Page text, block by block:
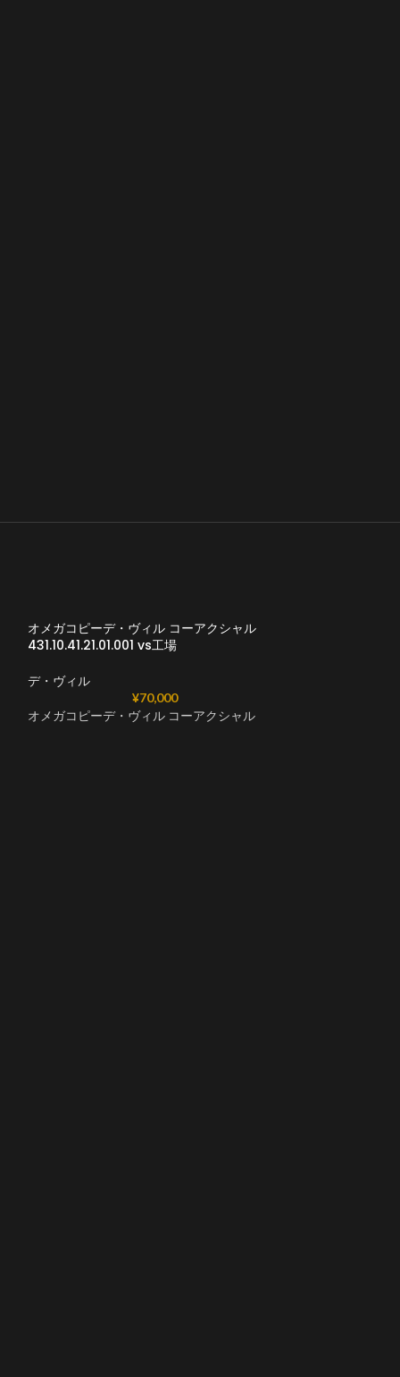
オメガコピーデ・ヴィル コーアクシャル
431.10.41.21.01.001 vs工場
デ・ヴィル
¥70,000
オメガコピーデ・ヴィル コーアクシャル